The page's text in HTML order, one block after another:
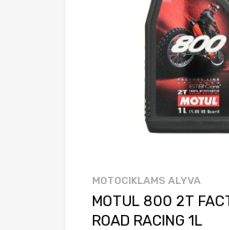
MOTOCIKLAMS ALYVA
MOTUL 800 2T
ROAD RACING 1L